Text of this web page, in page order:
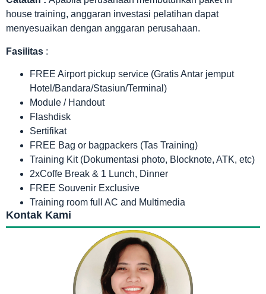
house training, anggaran investasi pelatihan dapat
menyesuaikan dengan anggaran perusahaan.
Fasilitas :
FREE Airport pickup service (Gratis Antar jemput
Hotel/Bandara/Stasiun/Terminal)
Module / Handout
Flashdisk
Sertifikat
FREE Bag or bagpackers (Tas Training)
Training Kit (Dokumentasi photo, Blocknote, ATK, etc)
2xCoffe Break & 1 Lunch, Dinner
FREE Souvenir Exclusive
Training room full AC and Multimedia
Kontak Kami